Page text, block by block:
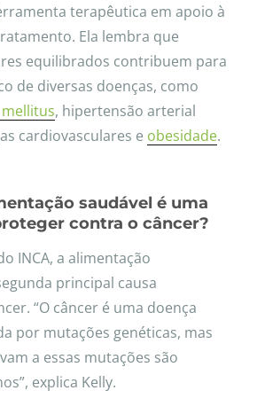
terapêutica em apoio à
Ela lembra que
equilibrados contribuem para
de diversas doenças, como
, hipertensão arterial
cardiovasculares e obesidade.
saudável é uma
contra o câncer?
INCA, a alimentação
principal causa
“O câncer é uma doença
por mutações genéticas, mas
a essas mutações são
explica Kelly.